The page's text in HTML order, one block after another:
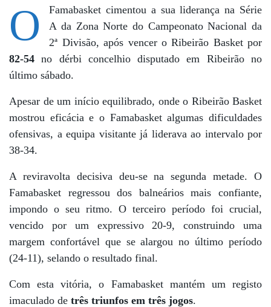
O
Famabasket cimentou a sua liderança na Série
A da Zona Norte do Campeonato Nacional da
2ª Divisão, após vencer o Ribeirão Basket por
82-54 no dérbi concelhio disputado em Ribeirão no
último sábado.
Apesar de um início equilibrado, onde o Ribeirão Basket
mostrou eficácia e o Famabasket algumas dificuldades
ofensivas, a equipa visitante já liderava ao intervalo por
38-34.
A reviravolta decisiva deu-se na segunda metade. O
Famabasket regressou dos balneários mais confiante,
impondo o seu ritmo. O terceiro período foi crucial,
vencido por um expressivo 20-9, construindo uma
margem confortável que se alargou no último período
(24-11), selando o resultado final.
Com esta vitória, o Famabasket mantém um registo
imaculado de três triunfos em três jogos.